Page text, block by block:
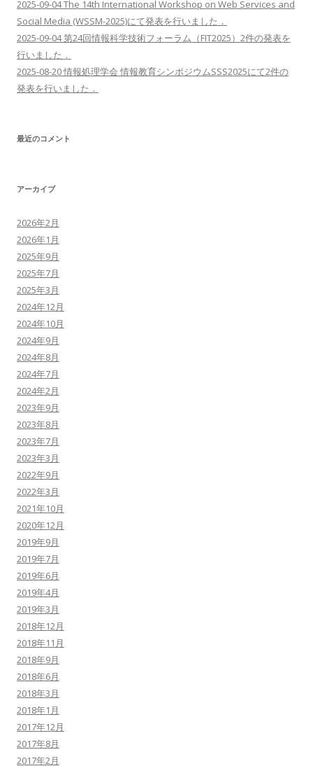
2025-09-04 The 14th International Workshop on Web Services and
Social Media (WSSM-2025)にて発表を行いました．
2025-09-04 第24回情報科学技術フォーラム（FIT2025）2件の発表を
行いました．
2025-08-20 情報処理学会 情報教育シンポジウムSSS2025にて2件の
発表を行いました．
最近のコメント
アーカイブ
2026年2月
2026年1月
2025年9月
2025年7月
2025年3月
2024年12月
2024年10月
2024年9月
2024年8月
2024年7月
2024年2月
2023年9月
2023年8月
2023年7月
2023年3月
2022年9月
2022年3月
2021年10月
2020年12月
2019年9月
2019年7月
2019年6月
2019年4月
2019年3月
2018年12月
2018年11月
2018年9月
2018年6月
2018年3月
2018年1月
2017年12月
2017年8月
2017年2月